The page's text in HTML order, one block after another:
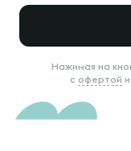
Нажимая на
с офертой и